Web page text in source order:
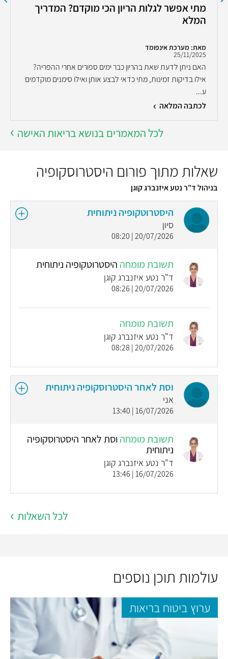
מתי אפשר לגלות הריון הכי מוקדם? המדריך
המלא
מאת: מערכת אינפומד
25/11/2025
האם ניתן לדעת שאת בהריון כבר ימים ספורים אחרי ההפריה?
אילו בדיקות זמינות, מתי כדאי לבצע אותן ואילו סימנים מוקדמים
ע...
לכתבה המלאה
לכל המאמרים בנושא בריאות האישה
שאלות מתוך פורום היסטרוסקופיה
בניהול ד"ר נטע איזנברג קוגן
היסטרוטקופיה ניתוחית
סיון
20/07/2026 | 08:20
תשובת מומחה היסטרוטקופיה ניתוחית
ד"ר נטע איזנברג קוגן
20/07/2026 | 08:26
תשובת מומחה
ד"ר נטע איזנברג קוגן
20/07/2026 | 08:28
וסת לאחר היסטרוסקופיה ניתוחית
אני
16/07/2026 | 13:40
תשובת מומחהוסת לאחר היסטרוסקופיה
ניתוחית
ד"ר נטע איזנברג קוגן
16/07/2026 | 13:46
לכל השאלות
עולמות תוכן נוספים
ערוץ ביטוח בריאות